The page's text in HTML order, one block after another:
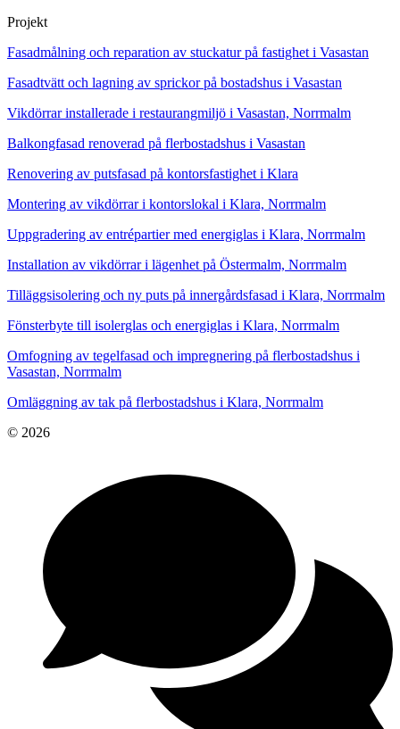
Projekt
Fasadmålning och reparation av stuckatur på fastighet i Vasastan
Fasadtvätt och lagning av sprickor på bostadshus i Vasastan
Vikdörrar installerade i restaurangmiljö i Vasastan, Norrmalm
Balkongfasad renoverad på flerbostadshus i Vasastan
Renovering av putsfasad på kontorsfastighet i Klara
Montering av vikdörrar i kontorslokal i Klara, Norrmalm
Uppgradering av entrépartier med energiglas i Klara, Norrmalm
Installation av vikdörrar i lägenhet på Östermalm, Norrmalm
Tilläggsisolering och ny puts på innergårdsfasad i Klara, Norrmalm
Fönsterbyte till isolerglas och energiglas i Klara, Norrmalm
Omfogning av tegelfasad och impregnering på flerbostadshus i
Vasastan, Norrmalm
Omläggning av tak på flerbostadshus i Klara, Norrmalm
© 2026